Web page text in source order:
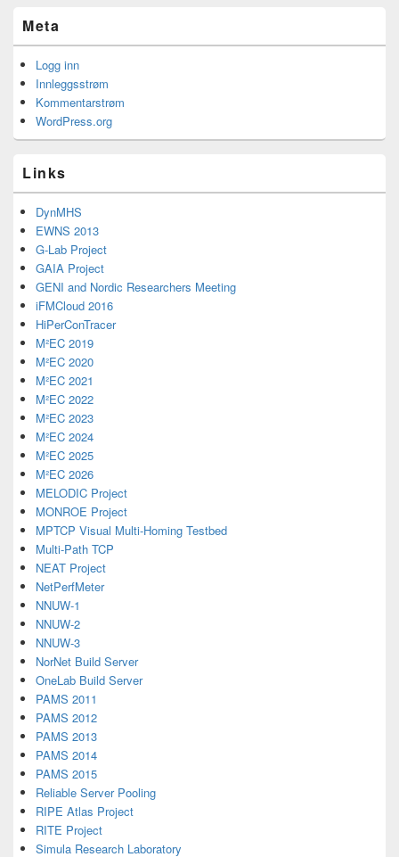
Meta
Logg inn
Innleggsstrøm
Kommentarstrøm
WordPress.org
Links
DynMHS
EWNS 2013
G-Lab Project
GAIA Project
GENI and Nordic Researchers Meeting
iFMCloud 2016
HiPerConTracer
M²EC 2019
M²EC 2020
M²EC 2021
M²EC 2022
M²EC 2023
M²EC 2024
M²EC 2025
M²EC 2026
MELODIC Project
MONROE Project
MPTCP Visual Multi-Homing Testbed
Multi-Path TCP
NEAT Project
NetPerfMeter
NNUW-1
NNUW-2
NNUW-3
NorNet Build Server
OneLab Build Server
PAMS 2011
PAMS 2012
PAMS 2013
PAMS 2014
PAMS 2015
Reliable Server Pooling
RIPE Atlas Project
RITE Project
Simula Research Laboratory